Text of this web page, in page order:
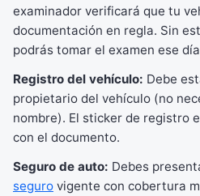
examinador verificará que tu
documentación en regla. Sin
podrás tomar el examen ese
Registro del vehículo: Debe
propietario del vehículo (no
nombre). El sticker de registro
con el documento.
Seguro de auto: Debes
seguro vigente con cobertura